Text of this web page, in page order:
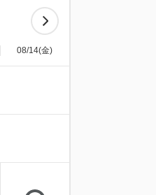
08/14(金)